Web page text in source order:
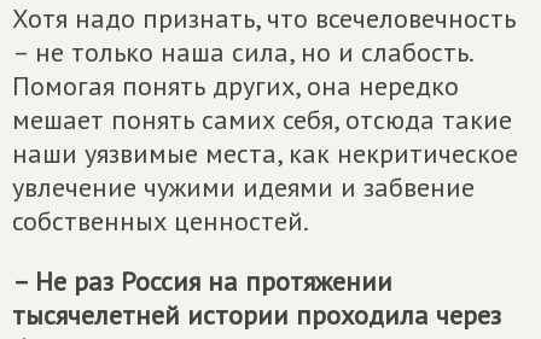
Хотя надо признать, что всечеловечность
– не только наша сила, но и слабость.
Помогая понять других, она нередко
мешает понять самих себя, отсюда такие
наши уязвимые места, как некритическое
увлечение чужими идеями и забвение
собственных ценностей.
– Не раз Россия на протяжении
тысячелетней истории проходила через